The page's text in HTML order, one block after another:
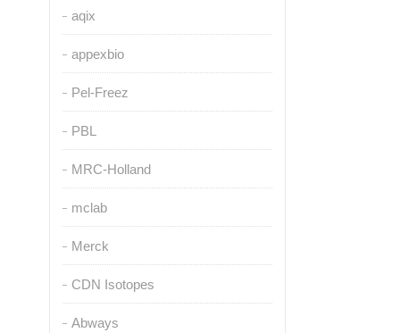
aqix
appexbio
Pel-Freez
PBL
MRC-Holland
mclab
Merck
CDN Isotopes
Abways